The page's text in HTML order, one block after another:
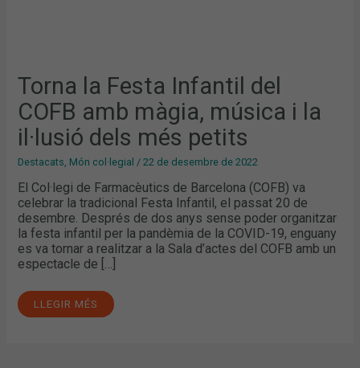
Torna la Festa Infantil del
COFB amb màgia, música i la
il·lusió dels més petits
Destacats, Món col·legial /22 de desembre de 2022
El Col·legi de Farmacèutics de Barcelona (COFB) va
celebrar la tradicional Festa Infantil, el passat 20 de
desembre. Després de dos anys sense poder organitzar
la festa infantil per la pandèmia de la COVID-19, enguany
es va tornar a realitzar a la Sala d’actes del COFB amb un
espectacle de […]
LLEGIR MÉS